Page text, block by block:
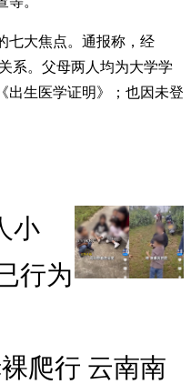
七大焦点。通报称，经
系。父母两人均为大学学
出生医学证明》；也因未登
小
行为
爬行 云南南